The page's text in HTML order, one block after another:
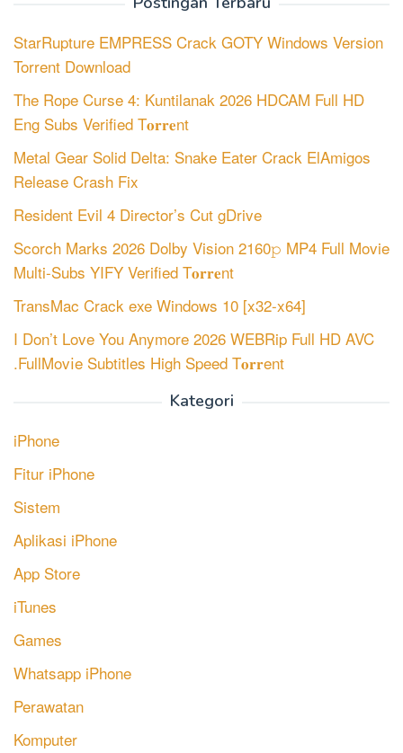
StarRupture EMPRESS Crack GOTY Windows Version
Torrent Download
The Rope Curse 4: Kuntilanak 2026 HDCAM Full HD
Eng Subs Verified T𝐨𝐫𝐫𝐞nt
Metal Gear Solid Delta: Snake Eater Crack ElAmigos
Release Crash Fix
Resident Evil 4 Director’s Cut gDrive
Scorch Marks 2026 Dolby Vision 2160𝚙 MP4 Full Movie
Multi-Subs YIFY Verified T𝐨𝐫𝐫𝐞nt
TransMac Crack exe Windows 10 [x32-x64]
I Don’t Love You Anymore 2026 WEBRip Full HD AVC
.FullMov𝗂e Subtitles High Speed T𝐨𝐫𝐫ent
Kategori
iPhone
Fitur iPhone
Sistem
Aplikasi iPhone
App Store
iTunes
Games
Whatsapp iPhone
Perawatan
Komputer